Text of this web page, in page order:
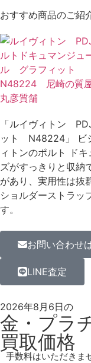
おすすめ商品のご紹
「ルイヴィトン
ット N48224」 ビ
ィトンのポルト ド
ズがすっきりと収納
があり、実用性は抜
ショルダーストラッ
す。
お問い合わせ
LINE査定
2026年8月6日の
金・プラ
買取価格
手数料はいただきま